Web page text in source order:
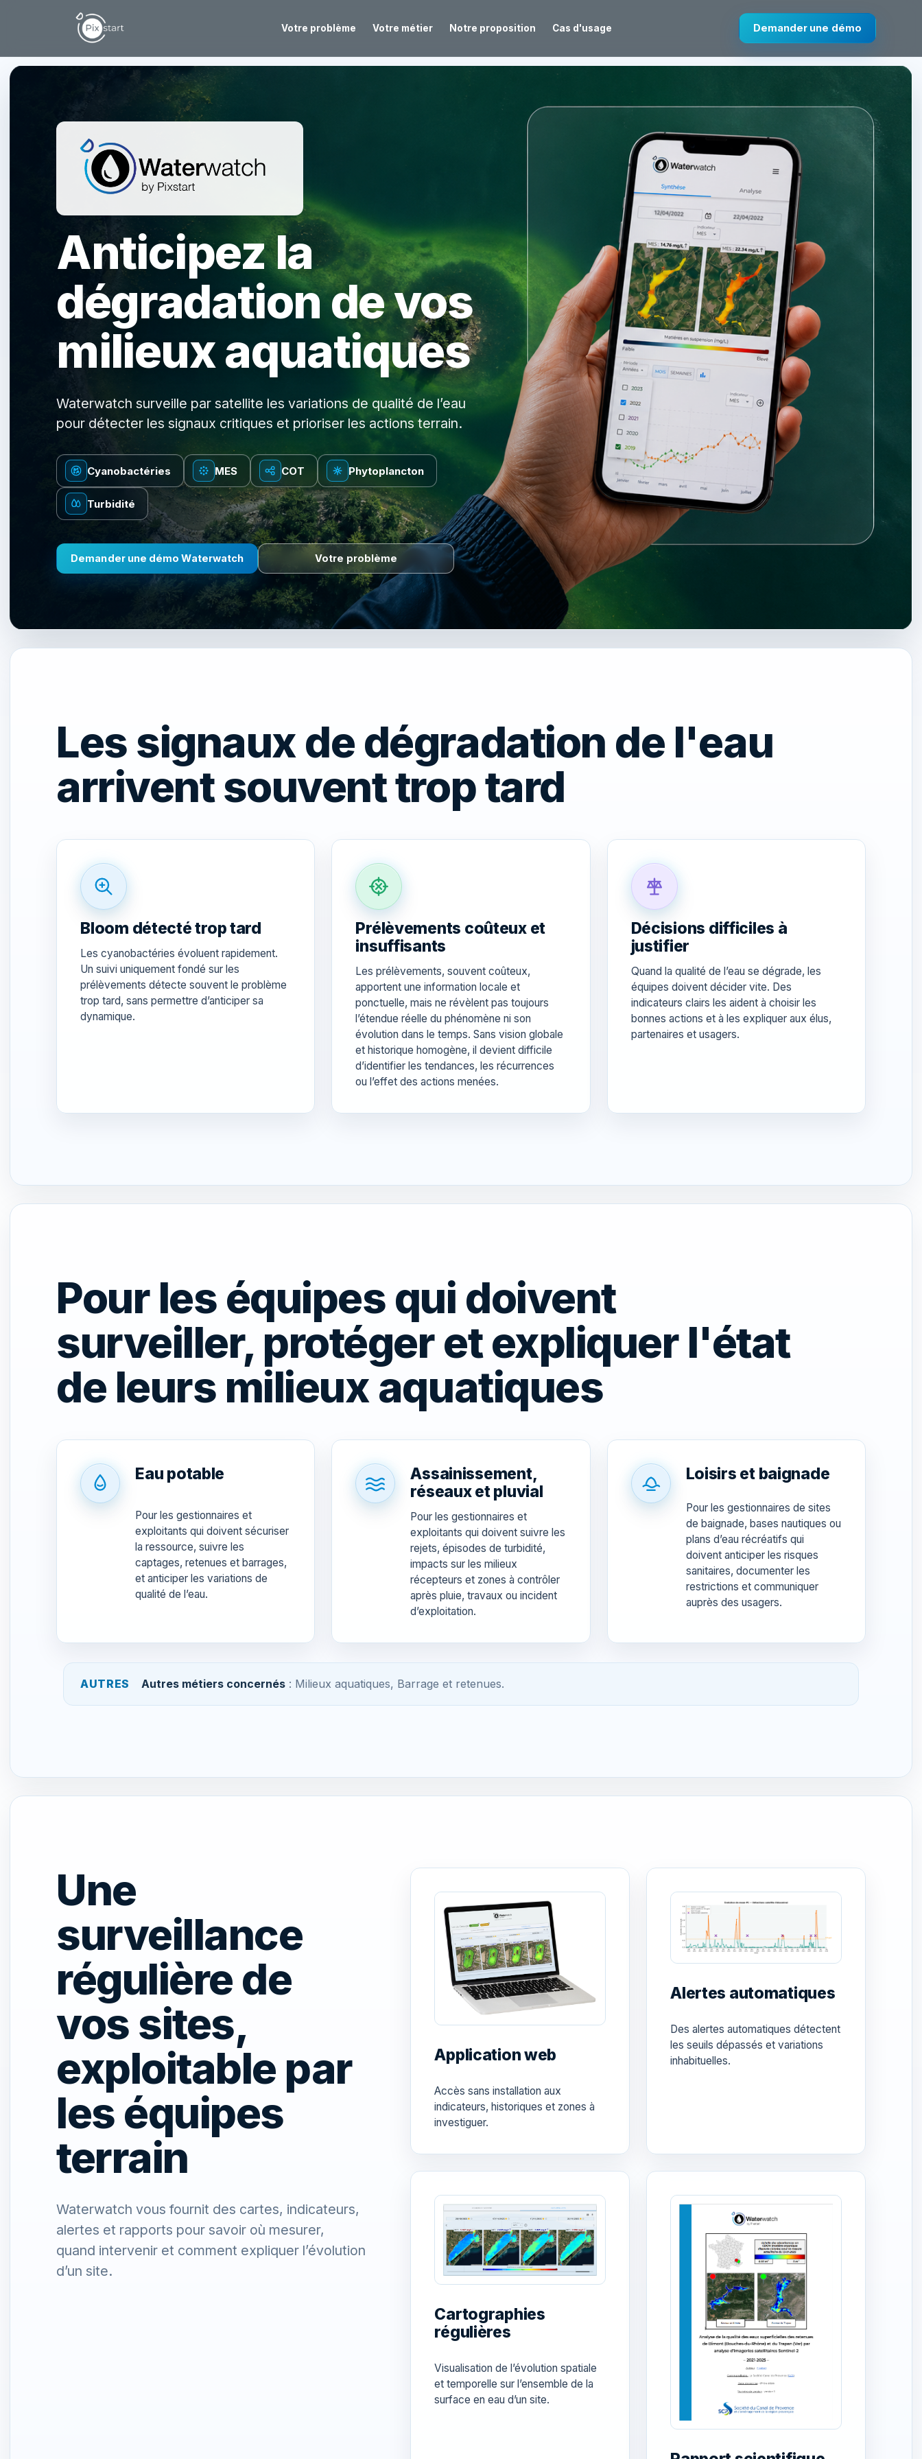
Votre problème Votre métier Notre proposition Cas d'usage Demander une démo
Anticipez la
dégradation de vos
milieux aquatiques
Waterwatch surveille par satellite les variations de qualité de l’eau
pour détecter les signaux critiques et prioriser les actions terrain.
Cyanobactéries MES COT Phytoplancton
Turbidité
Demander une démo Waterwatch Votre problème
Les signaux de dégradation de l'eau
arrivent souvent trop tard
Bloom détecté trop tard
Les cyanobactéries évoluent rapidement.
Un suivi uniquement fondé sur les
prélèvements détecte souvent le problème
trop tard, sans permettre d’anticiper sa
dynamique.
Prélèvements coûteux et
insuffisants
Les prélèvements, souvent coûteux,
apportent une information locale et
ponctuelle, mais ne révèlent pas toujours
l’étendue réelle du phénomène ni son
évolution dans le temps. Sans vision globale
et historique homogène, il devient difficile
d’identifier les tendances, les récurrences
ou l’effet des actions menées.
Décisions difficiles à
justifier
Quand la qualité de l’eau se dégrade, les
équipes doivent décider vite. Des
indicateurs clairs les aident à choisir les
bonnes actions et à les expliquer aux élus,
partenaires et usagers.
Pour les équipes qui doivent
surveiller, protéger et expliquer l'état
de leurs milieux aquatiques
Eau potable
Pour les gestionnaires et
exploitants qui doivent sécuriser
la ressource, suivre les
captages, retenues et barrages,
et anticiper les variations de
qualité de l’eau.
Assainissement,
réseaux et pluvial
Pour les gestionnaires et
exploitants qui doivent suivre les
rejets, épisodes de turbidité,
impacts sur les milieux
récepteurs et zones à contrôler
après pluie, travaux ou incident
d’exploitation.
Loisirs et baignade
Pour les gestionnaires de sites
de baignade, bases nautiques ou
plans d’eau récréatifs qui
doivent anticiper les risques
sanitaires, documenter les
restrictions et communiquer
auprès des usagers.
AUTRES Autres métiers concernés: Milieux aquatiques, Barrage et retenues.
Une
surveillance
régulière de
vos sites,
exploitable par
les équipes
terrain
Waterwatch vous fournit des cartes, indicateurs,
alertes et rapports pour savoir où mesurer,
quand intervenir et comment expliquer l’évolution
d’un site.
Application web
Accès sans installation aux
indicateurs, historiques et zones à
investiguer.
Alertes automatiques
Des alertes automatiques détectent
les seuils dépassés et variations
inhabituelles.
Cartographies
régulières
Visualisation de l’évolution spatiale
et temporelle sur l’ensemble de la
surface en eau d’un site.